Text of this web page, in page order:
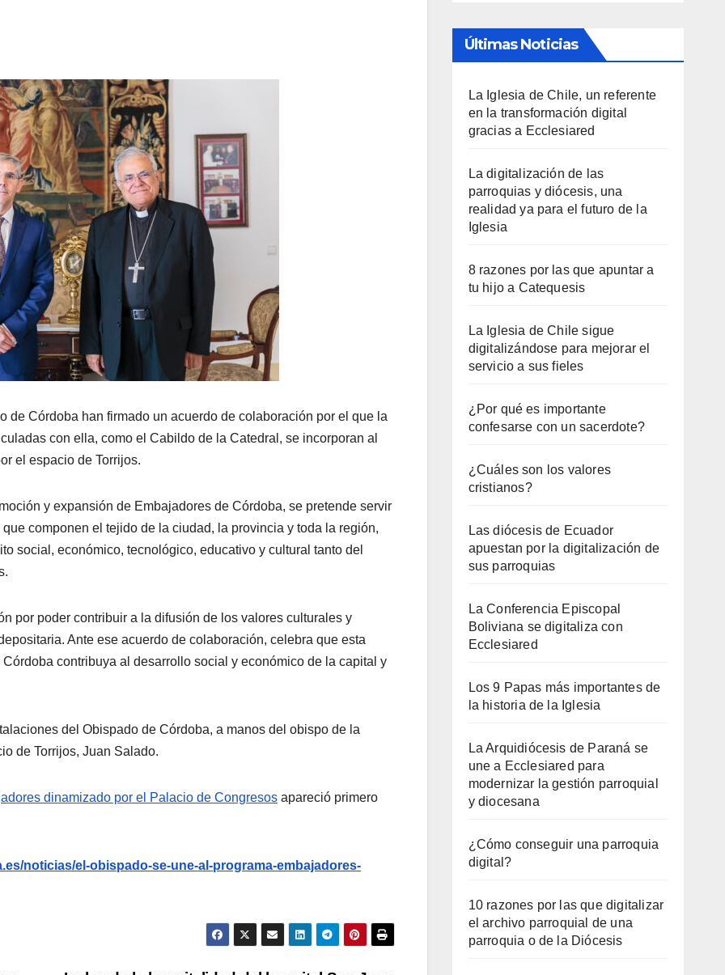
de Córdoba han firmado un acuerdo de colaboración por el que la
con ella, como el Cabildo de la Catedral, se incorporan al
el espacio de Torrijos.
y expansión de Embajadores de Córdoba, se pretende servir
componen el tejido de la ciudad, la provincia y toda la región,
social, económico, tecnológico, educativo y cultural tanto del
por poder contribuir a la difusión de los valores culturales y
Ante ese acuerdo de colaboración, celebra que esta
contribuya al desarrollo social y económico de la capital y
del Obispado de Córdoba, a manos del obispo de la
de Torrijos, Juan Salado.
dinamizado por el Palacio de Congresos apareció primero
noticias/el-obispado-se-une-al-programa-embajadores-
Últimas Noticias
La Iglesia de Chile, un referente
en la transformación digital
gracias a Ecclesiared
La digitalización de las
parroquias y diócesis, una
realidad ya para el futuro de la
Iglesia
8 razones por las que apuntar a
tu hijo a Catequesis
La Iglesia de Chile sigue
digitalizándose para mejorar el
servicio a sus fieles
¿Por qué es importante
confesarse con un sacerdote?
¿Cuáles son los valores
cristianos?
Las diócesis de Ecuador
apuestan por la digitalización de
sus parroquias
La Conferencia Episcopal
Boliviana se digitaliza con
Ecclesiared
Los 9 Papas más importantes de
la historia de la Iglesia
La Arquidiócesis de Paraná se
une a Ecclesiared para
modernizar la gestión parroquial
y diocesana
¿Cómo conseguir una parroquia
digital?
10 razones por las que digitalizar
el archivo parroquial de una
parroquia o de la Diócesis